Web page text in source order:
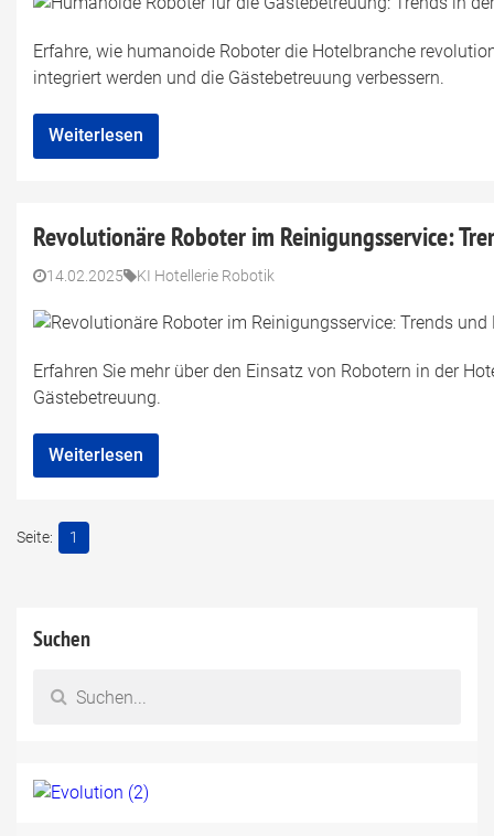
Erfahre, wie humanoide Roboter die Hotelbranche
integriert werden und die Gästebetreuung verbessern.
Weiterlesen
Revolutionäre Roboter im Reinigungsservice:
14.02.2025 KI Hotellerie Robotik
Erfahren Sie mehr über den Einsatz von Robotern in der
Gästebetreuung.
Weiterlesen
1
Suchen